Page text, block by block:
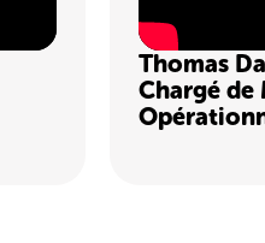
Thomas
Chargé de